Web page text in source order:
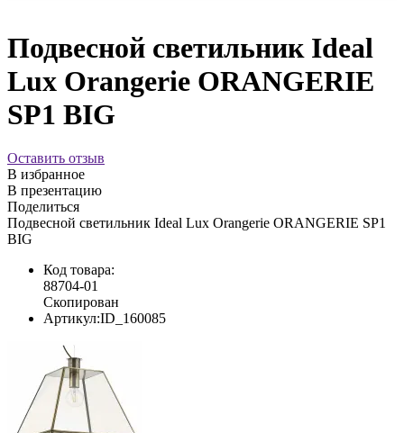
Подвесной светильник Ideal
Lux Orangerie ORANGERIE
SP1 BIG
Оставить отзыв
В избранное
В презентацию
Поделиться
Подвесной светильник Ideal Lux Orangerie ORANGERIE SP1
BIG
Код товара:
88704-01
Скопирован
Артикул:ID_160085